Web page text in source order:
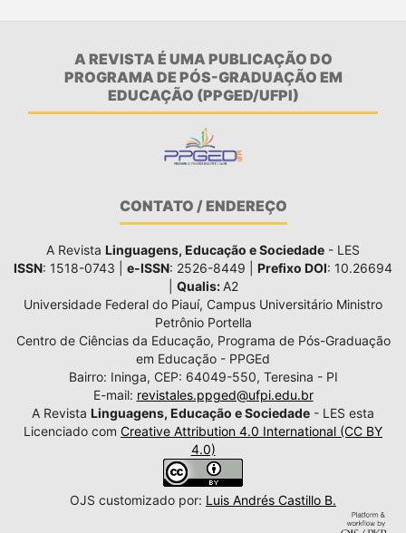
A REVISTA É UMA PUBLICAÇÃO DO
PROGRAMA DE PÓS-GRADUAÇÃO EM
EDUCAÇÃO (PPGED/UFPI)
CONTATO / ENDEREÇO
A Revista Linguagens, Educação e Sociedade - LES
ISSN: 1518-0743 | e-ISSN: 2526-8449 | Prefixo DOI: 10.26694
Qualis: A2
Universidade Federal do Piauí, Campus Universitário Ministro
Petrônio Portella
Centro de Ciências da Educação, Programa de Pós-Graduação
em Educação - PPGEd
Bairro: Ininga, CEP: 64049-550, Teresina - PI
E-mail: revistales.ppged@ufpi.edu.br
A Revista Linguagens, Educação e Sociedade - LES esta
Licenciado com Creative Attribution 4.0 International (CC BY
4.0)
OJS customizado por: Luis Andrés Castillo B.